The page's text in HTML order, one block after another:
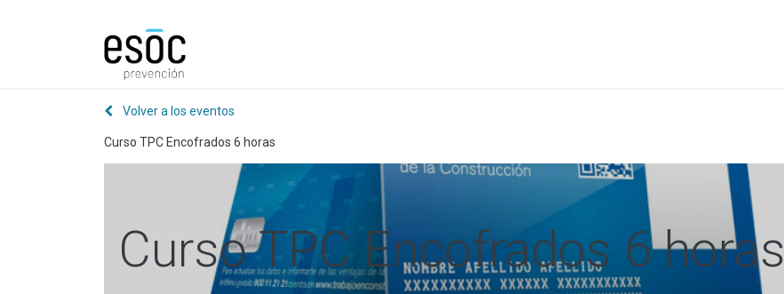
Volver a los eventos
Curso TPC Encofrados 6 horas
Curso TPC Encofrados 6 horas